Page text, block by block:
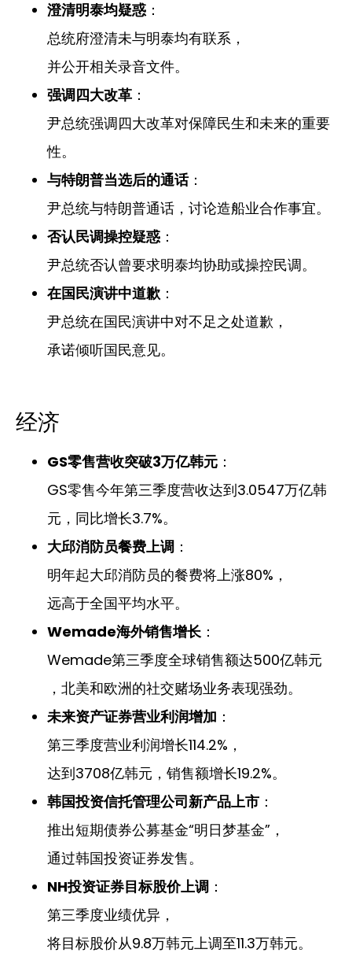
澄清明泰均疑惑：
总统府澄清未与明泰均有联系，
并公开相关录音文件。
强调四大改革 ：
尹总统强调四大改革对保障民生和未来的重要
性。
与特朗普当选后的通话：
尹总统与特朗普通话，讨论造船业合作事宜。
否认民调操控疑惑：
尹总统否认曾要求明泰均协助或操控民调。
在国民演讲中道歉：
尹总统在国民演讲中对不足之处道歉，
承诺倾听国民意见。
经济
GS零售营收突破3万亿韩元 ：
GS零售今年第三季度营收达到3.0547万亿韩
元，同比增长3.7%。
大邱消防员餐费上调 ：
明年起大邱消防员的餐费将上涨80%，
远高于全国平均水平。
Wemade海外销售增长 ：
Wemade第三季度全球销售额达500亿韩元
，北美和欧洲的社交赌场业务表现强劲。
未来资产证券营业利润增加 ：
第三季度营业利润增长114.2%，
达到3708亿韩元，销售额增长19.2%。
韩国投资信托管理公司新产品上市 ：
推出短期债券公募基金“明日梦基金”，
通过韩国投资证券发售。
NH投资证券目标股价上调 ：
第三季度业绩优异，
将目标股价从9.8万韩元上调至11.3万韩元。